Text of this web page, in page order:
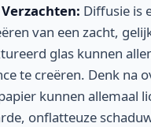
Diffusie is
van een zacht,
glas kunnen
te creëren. Denk na
kunnen allemaal
onflatteuze